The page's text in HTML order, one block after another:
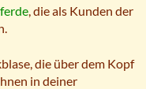
, die als Kunden der
die über dem Kopf
in deiner